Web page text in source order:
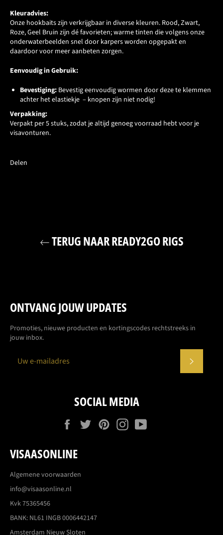
Kleuradvies:
Onze hookbaits zijn verkrijgbaar in diverse kleuren. Rood, Zwart,
Roze, Geel Bruin zijn dé favorieten; warme tinten die volgens onze
onderwaterbeelden snel door karpers worden opgepakt en
daardoor voor meer aanbeten zorgen.
Eenvoudig in Gebruik:
Bevestiging: Bevestig eenvoudig wormen door deze te klemmen
achter het elastiekje – knopen zijn niet nodig!
Verpakking:
Verpakt per 5 stuks, zodat je altijd genoeg voorraad hebt voor je
visavonturen.
Delen
TERUG NAAR READY2GO RIGS
ONTVANG JOUW UPDATES
Promoties, nieuwe producten en kortingscodes rechtstreeks in
jouw inbox.
SOCIAL MEDIA
FacebookTwitterPinterestInstagram
VISAASONLINE
Algemene voorwaarden
info@visaasonline.nl
Kvk 75365456
BANK: NL61 INGB 0006442147
Amsterdam Nieuw Sloten